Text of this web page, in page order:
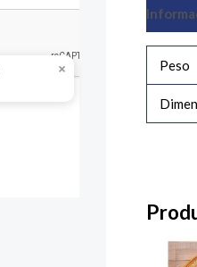
Peso
×